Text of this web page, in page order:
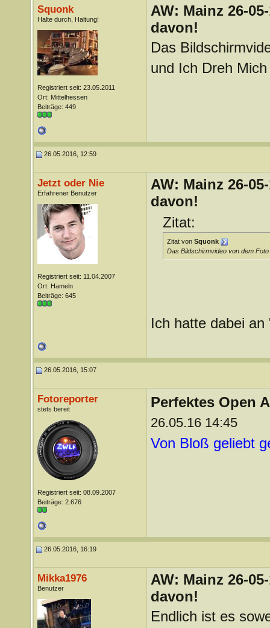
Squonk
Halte durch, Haltung!
Registriert seit: 23.05.2011
Ort: Mittelhessen
Beiträge: 449
AW: Mainz 26-
davon!
Das
und Ich Dreh
26.05.2016, 12:59
Jetzt oder Nie
Erfahrener Benutzer
Registriert seit: 11.04.2007
Ort: Hameln
Beiträge: 645
AW: Mainz 26-
davon!
Zitat:
Zitat von Squonk
Das Bildschirmvideo von dem
Ich hatte dabei
26.05.2016, 15:07
Fotoreporter
stets bereit
Registriert seit: 08.09.2007
Beiträge: 2.676
Perfektes Open
26.05.16 14:45
Von Bloß geliebt
26.05.2016, 16:19
Mikka1976
Benutzer
AW: Mainz 26-
davon!
Endlich ist es